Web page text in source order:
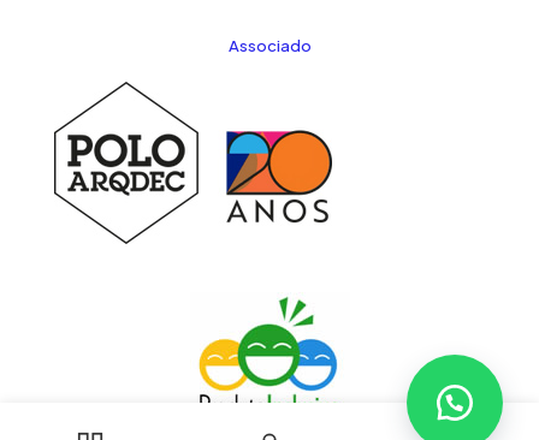
Associado